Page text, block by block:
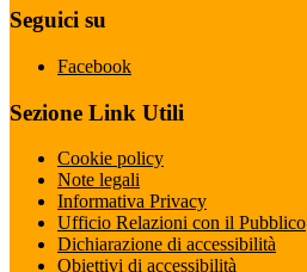
Seguici su
Facebook
Sezione Link Utili
Cookie policy
Note legali
Informativa Privacy
Ufficio Relazioni con il Pubblico
Dichiarazione di accessibilità
Obiettivi di accessibilità